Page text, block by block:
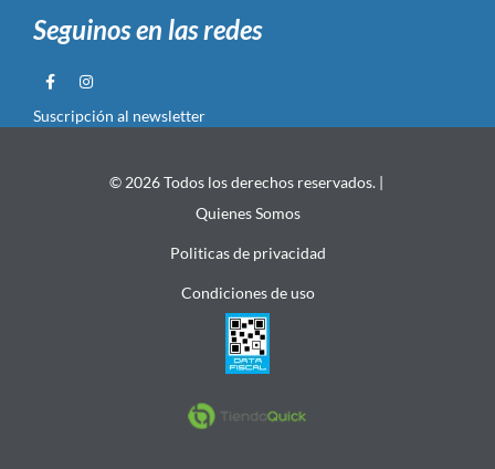
Seguinos en las redes
Suscripción al newsletter
© 2026 Todos los derechos reservados. |
Quienes Somos
Politicas de privacidad
Condiciones de uso